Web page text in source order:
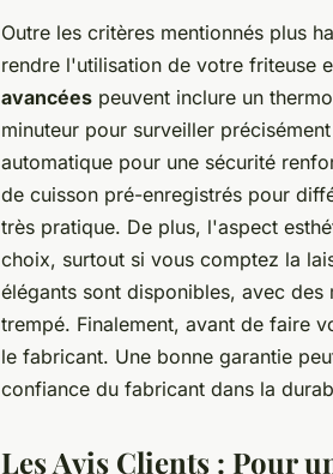
Outre les critères mentionnés plus
rendre l'utilisation de votre friteuse
avancées peuvent inclure un
minuteur pour surveiller
automatique pour une sécurité
de cuisson pré-enregistrés pour
très pratique. De plus, l'aspect
choix, surtout si vous comptez la
élégants sont disponibles, avec
trempé. Finalement, avant de faire
le fabricant. Une bonne garantie
confiance du fabricant dans la
Les Avis Clients : Pour